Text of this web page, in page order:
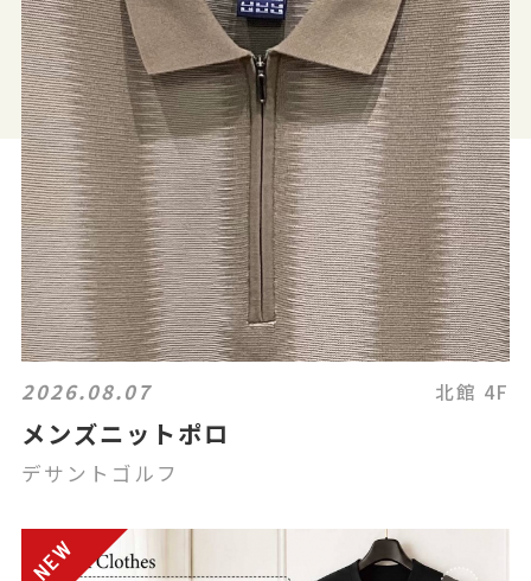
2026.08.07 北館 4F
メンズニットポロ
デサントゴルフ